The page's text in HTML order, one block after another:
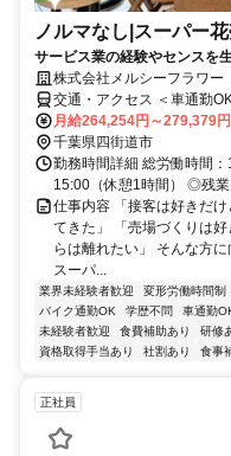
ノルマなし|スーパー
サービス業の経験やセンスを
株式会社メルシーフラワー
交通・アクセス ＜車通勤
月給264,254円～279,379円
千葉県四街道市
勤務時間詳細 総労働時間
15:00（休憩1時間） ◎残
仕事内容 「接客は好きだ
てきた」 「売場づくりは
らは離れたい」 そんな方
スーパ...
業界未経験者歓迎 変形労働時間制
バイク通勤OK
学歴不問 車通勤
未経験者歓迎
食費補助あり 研修
資格取得手当あり
社割あり 食事
正社員